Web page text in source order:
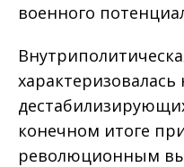
военного
конечном итоге
революционным